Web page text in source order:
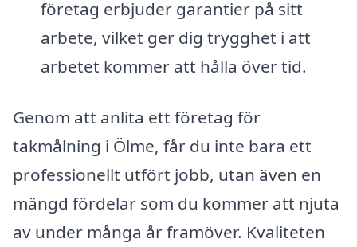
företag erbjuder garantier på sitt
arbete, vilket ger dig trygghet i att
arbetet kommer att hålla över tid.
Genom att anlita ett företag för
takmålning i Ölme, får du inte bara ett
professionellt utfört jobb, utan även en
mängd fördelar som du kommer att njuta
av under många år framöver. Kvaliteten